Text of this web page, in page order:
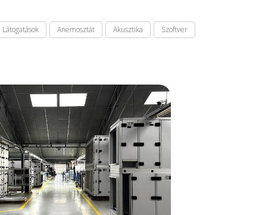
Látogatások Anemosztát Akusztika
Szoftver